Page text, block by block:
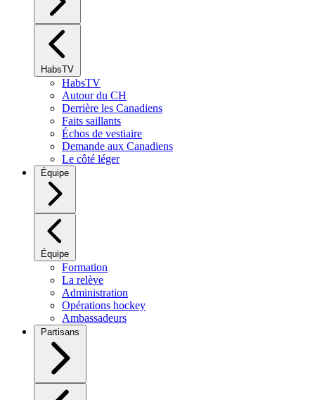
HabsTV
HabsTV
Autour du CH
Derrière les Canadiens
Faits saillants
Échos de vestiaire
Demande aux Canadiens
Le côté léger
Équipe
Équipe
Formation
La relève
Administration
Opérations hockey
Ambassadeurs
Partisans